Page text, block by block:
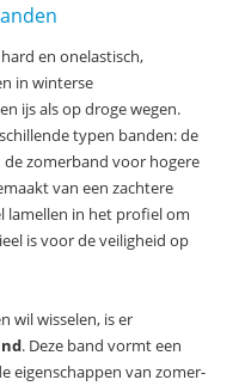
en onelastisch,
in winterse
ijs als op droge wegen.
typen banden: de
zomerband voor hogere
van een zachtere
lamellen in het profiel om
is voor de veiligheid op
wil wisselen, is er
. Deze band vormt een
eigenschappen van zomer-